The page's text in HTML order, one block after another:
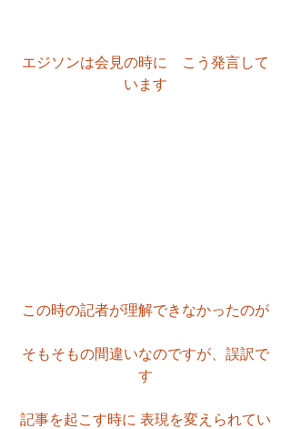
エジソンは会見の時に　こう発言して
います
この時の記者が理解できなかったのが
そもそもの間違いなのですが、誤訳で
す
記事を起こす時に 表現を変えられてい